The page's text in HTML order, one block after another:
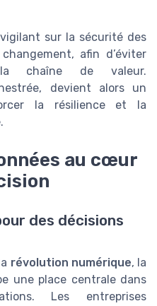
sur la sécurité des
afin d’éviter
chaîne de valeur.
devient alors un
la résilience et la
au cœur
des décisions
révolution numérique, la
une place centrale dans
Les entreprises